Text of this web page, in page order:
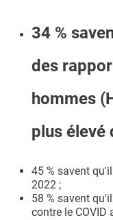
34 %
des
hommes
plus élevé
45 % savent
2022 ;
58 % savent
contre le COVID